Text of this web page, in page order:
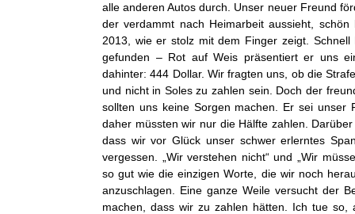
alle anderen Autos durch. Unser neuer Freund
der verdammt nach Heimarbeit aussieht,
2013, wie er stolz mit dem Finger zeigt. Schnell
gefunden – Rot auf Weis präsentiert er uns
dahinter: 444 Dollar. Wir fragten uns, ob die
und nicht in Soles zu zahlen sein. Doch der
sollten uns keine Sorgen machen. Er sei unser
daher müssten wir nur die Hälfte zahlen.
dass wir vor Glück unser schwer erlerntes
vergessen. „Wir verstehen nicht“ und „Wir
so gut wie die einzigen Worte, die wir noch
anzuschlagen. Eine ganze Weile versucht der
machen, dass wir zu zahlen hätten. Ich tue so,